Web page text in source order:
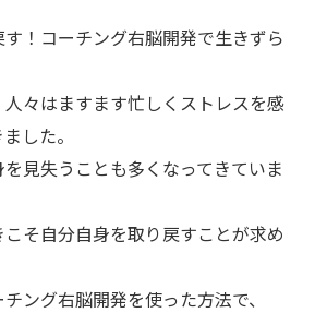
！コーチング右脳開発で生きずら
々はますます忙しくストレスを感
した。
見失うことも多くなってきていま
そ自分自身を取り戻すことが求め
ング右脳開発を使った方法で、